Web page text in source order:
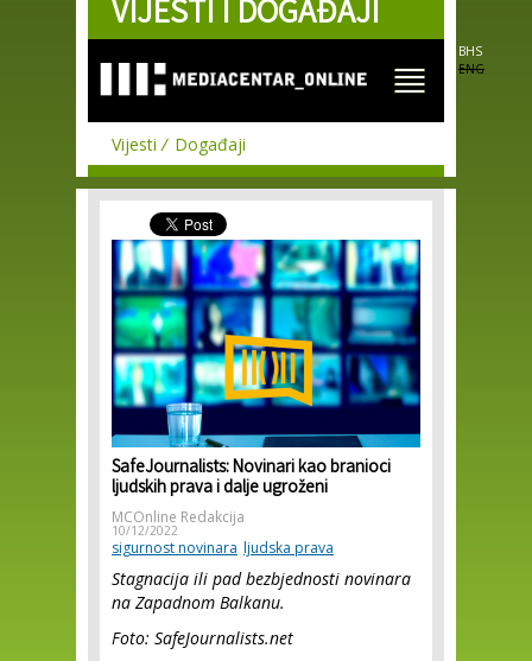
Skip to
main
VIJESTI I DOGAĐAJI
BHS
ENG
Vijesti Događaji
SafeJournalists: Novinari kao branioci
ljudskih prava i dalje ugroženi
MCOnline Redakcija
10/12/2022
sigurnost novinara ljudska prava
Stagnacija ili pad bezbjednosti novinara
na Zapadnom Balkanu.
Foto: SafeJournalists.net